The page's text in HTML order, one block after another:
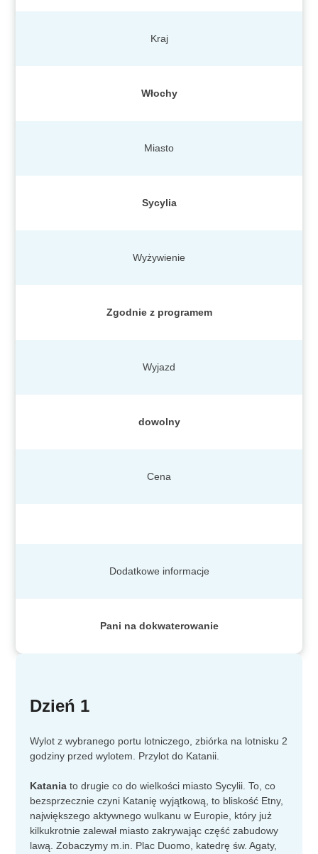
Kraj
Włochy
Miasto
Sycylia
Wyżywienie
Zgodnie z programem
Wyjazd
dowolny
Cena
Dodatkowe informacje
Pani na dokwaterowanie
Dzień 1
Wylot z wybranego portu lotniczego, zbiórka na lotnisku 2
godziny przed wylotem. Przylot do Katanii.
Katania to drugie co do wielkości miasto Sycylii. To, co
bezsprzecznie czyni Katanię wyjątkową, to bliskość Etny,
największego aktywnego wulkanu w Europie, który już
kilkukrotnie zalewał miasto zakrywając część zabudowy
lawą. Zobaczymy m.in. Plac Duomo, katedrę św. Agaty,